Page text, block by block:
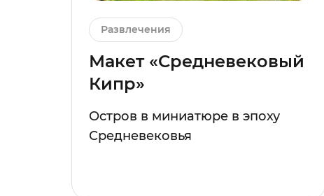
Развлечения
Макет «Средневековый
Кипр»
Остров в миниатюре в эпоху
Средневековья